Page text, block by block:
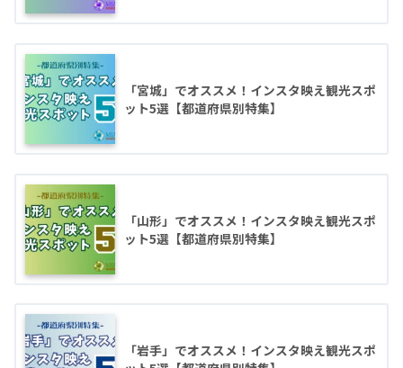
「宮城」でオススメ！インスタ映え観光スポ
ット5選【都道府県別特集】
「山形」でオススメ！インスタ映え観光スポ
ット5選【都道府県別特集】
「岩手」でオススメ！インスタ映え観光スポ